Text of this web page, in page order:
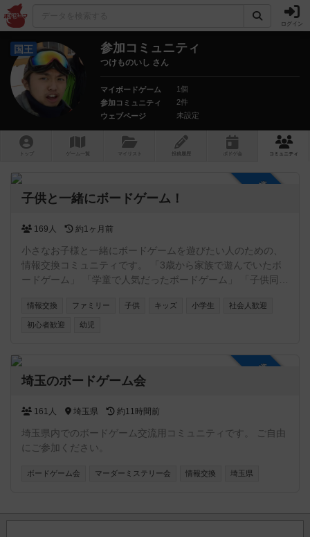
ログイン
国王 参加コミュニティ
つけものいし さん
マイボードゲーム
1個
参加コミュニティ
2件
ウェブページ
未設定
トップ ゲーム一覧 マイリスト 投稿履歴 ボ ドゲ コミュニティ
子供と一緒にボードゲーム！
169人 約1ヶ月前
小さなお子様と一緒にボードゲームを遊びたい人のための、
情報交換コミュニティです。 「3歳から家族で遊んでいたボ
ードゲーム」 「学童で人気だったボードゲーム」 「子供同士
ゲが遊べる場所の情報」 など、様々な方にご参加いただけれ
ばと思います。ボドゲーマだけに限定せず、他コミュニティ
情報交換 ファミリー 子供 キッズ 小学生 社会人歓迎
初心者歓迎 幼児
埼玉のボードゲーム会
161人 埼玉県 約11時間前
埼玉県内でのボードゲーム交流用コミュニティです。 ご自由
にご参加ください。
ボードゲーム会 マーダーミステリー会 情報交換 埼玉県